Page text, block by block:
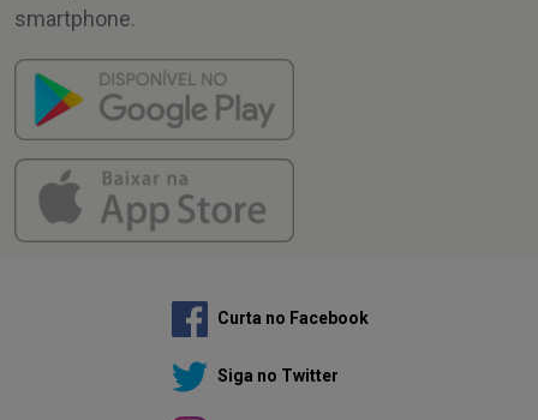
smartphone.
Curta no Facebook
Siga no Twitter